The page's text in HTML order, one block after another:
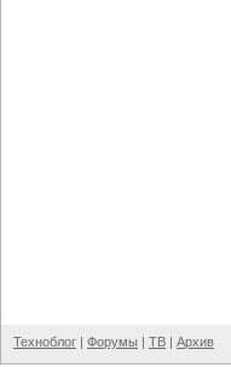
Техноблог | Форумы | ТВ | Архив